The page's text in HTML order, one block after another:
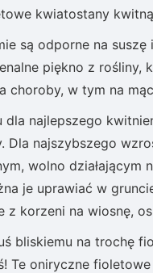
kwiatostany
są odporne na
piękno z rośliny,
choroby, w tym na
dla najlepszego
Dla najszybszego
wolno
je uprawiać w
z korzeni na wiosnę,
bliskiemu na trochę
Te oniryczne